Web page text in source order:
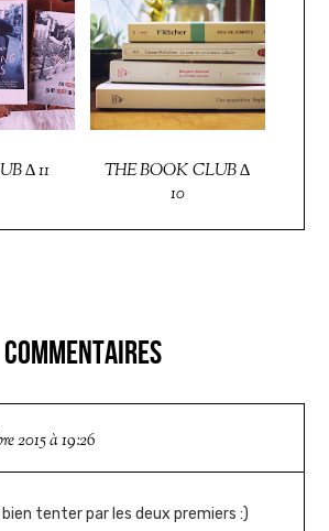
∆ 11
THE BOOK CLUB ∆
10
COMMENTAIRES
2015 à 19:26
tenter par les deux premiers :)